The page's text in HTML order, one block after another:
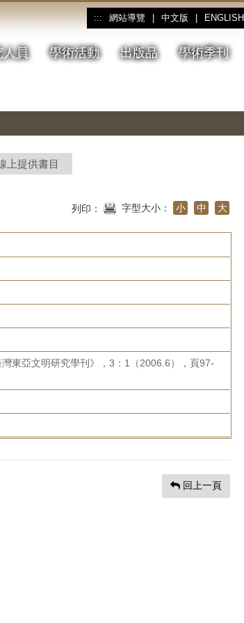
::: 網站導覽 中文版 ENGLISH
人員 學術活動 出版品 學術季刊
上提供書目
列印： 字型大小： 小 中 大
東亞文明研究學刊》，3：1（2006.6），頁97-
回上一頁